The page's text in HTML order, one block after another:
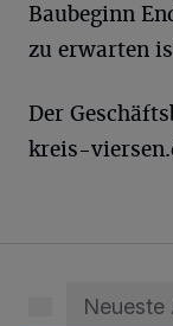
Baubeginn
zu erwarten
Der
kreis-
Neueste